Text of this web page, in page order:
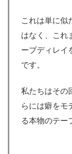
これは単に似
はなく、これ
ープディレイ
です。
私たちはその
らには癖をモ
る本物のテー